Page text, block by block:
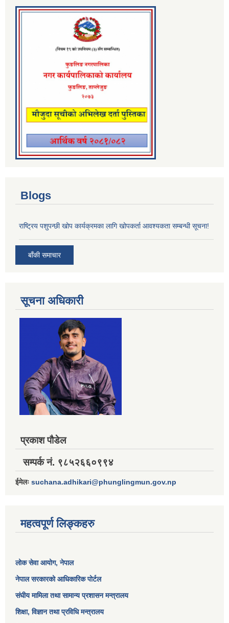
Blogs
राष्ट्रिय पशुपन्छी खोप कार्यक्रमका लागि खोपकर्ता आवश्यकता सम्बन्धी सूचना!
बाँकी समाचार
सूचना अधिकारी
प्रकाश पौडेल
सम्पर्क नं. ९८५२६६०९९४
ईमेलः suchana.adhikari@phunglingmun.gov.np
महत्वपूर्ण लिङ्कहरु
लोक सेवा आयोग, नेपाल
नेपाल सरकारको आधिकारिक पोर्टल
संघीय मामिला तथा सामान्य प्रशासन मन्त्रालय
शिक्षा, विज्ञान तथा प्रविधि मन्त्रालय